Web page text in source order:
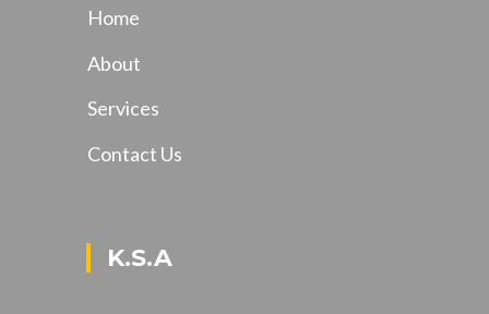
Home
About
Services
Contact Us
K.S.A